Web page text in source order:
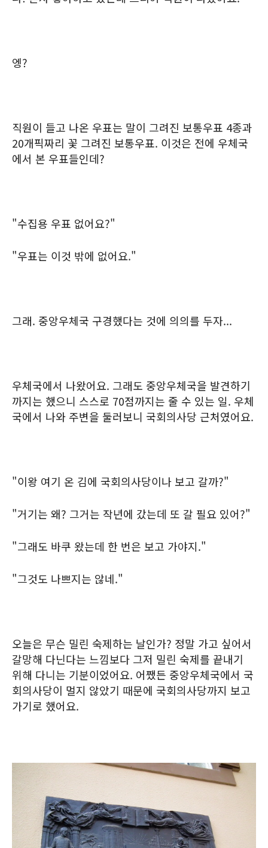
엥?
직원이 들고 나온 우표는 말이 그려진 보통우표 4종과
20개픽짜리 꽃 그려진 보통우표. 이것은 전에 우체국
에서 본 우표들인데?
"수집용 우표 없어요?"
"우표는 이것 밖에 없어요."
그래. 중앙우체국 구경했다는 것에 의의를 두자...
우체국에서 나왔어요. 그래도 중앙우체국을 발견하기
까지는 했으니 스스로 70점까지는 줄 수 있는 일. 우체
국에서 나와 주변을 둘러보니 국회의사당 근처였어요.
"이왕 여기 온 김에 국회의사당이나 보고 갈까?"
"거기는 왜? 그거는 작년에 갔는데 또 갈 필요 있어?"
"그래도 바쿠 왔는데 한 번은 보고 가야지."
"그것도 나쁘지는 않네."
오늘은 무슨 밀린 숙제하는 날인가? 정말 가고 싶어서
갈망해 다닌다는 느낌보다 그저 밀린 숙제를 끝내기
위해 다니는 기분이었어요. 어쨌든 중앙우체국에서 국
회의사당이 멀지 않았기 때문에 국회의사당까지 보고
가기로 했어요.